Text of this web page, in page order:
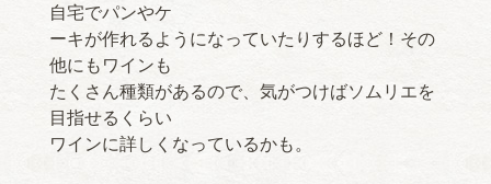
自宅でパンやケ
ーキが作れるようになっていたりするほど！その
他にもワインも
たくさん種類があるので、気がつけばソムリエを
目指せるくらい
ワインに詳しくなっているかも。